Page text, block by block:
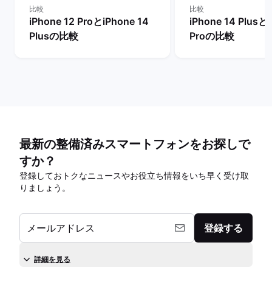
比較
iPhone 12 ProとiPhone 14
Plusの比較
比較
iPhone 14 Plusと
Proの比較
最新の整備済みスマートフォンをお探しで
すか？
登録しておトクなニュースやお役立ち情報をいち早く受け取
りましょう。
メールアドレス 登録する
詳細を見る